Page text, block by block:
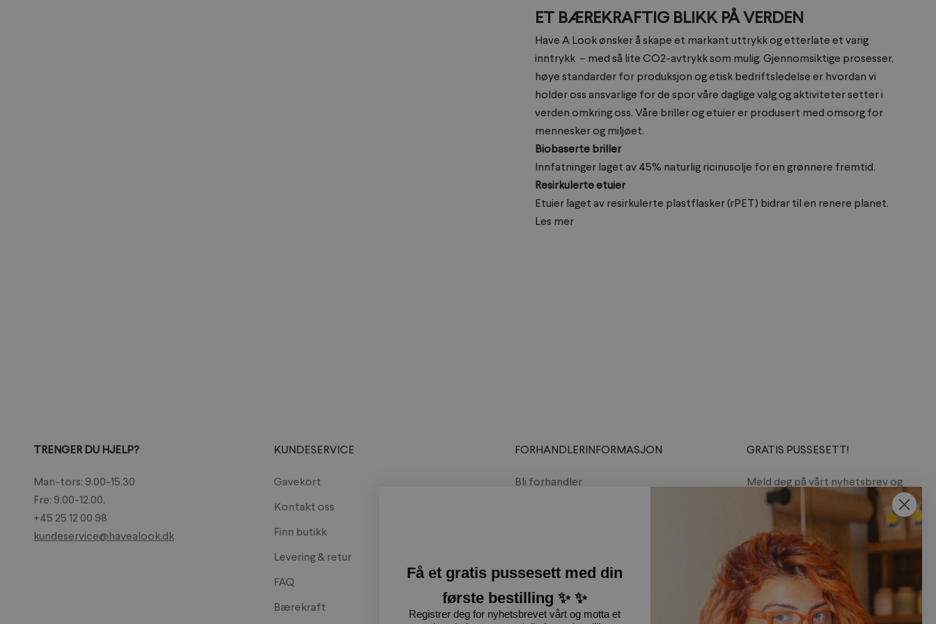
ET BÆREKRAFTIG BLIKK PÅ VERDEN
Have A Look ønsker å skape et markant uttrykk og etterlate et varig
inntrykk – med så lite CO2-avtrykk som mulig. Gjennomsiktige prosesser,
høye standarder for produksjon og etisk bedriftsledelse er hvordan vi
holder oss ansvarlige for de spor våre daglige valg og aktiviteter setter i
verden omkring oss. Våre briller og etuier er produsert med omsorg for
mennesker og miljøet.
Biobaserte briller
Innfatninger laget av 45% naturlig ricinusolje for en grønnere fremtid.
Resirkulerte etuier
Etuier laget av resirkulerte plastflasker (rPET) bidrar til en renere planet.
Les mer
TRENGER DU HJELP?
Man-tors: 9.00-15.30
Fre: 9.00-12.00.
+45 25 12 00 98
kundeservice@havealook.dk
KUNDESERVICE
Gavekort
Kontakt oss
Finn butikk
Levering & retur
FAQ
Bærekraft
FORHANDLERINFORMASJON
Bli forhandler
GRATIS PUSSESETT!
Meld deg på vårt nyhetsbrev og
motta et gratis pussesett med
Abonner
Få et gratis pussesett med din
første bestilling ✨ ✨
Registrer deg for nyhetsbrevet vårt og motta et